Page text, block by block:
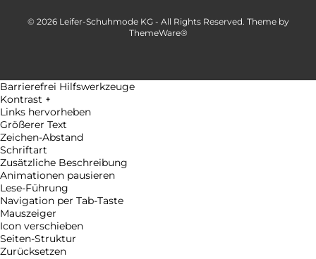
© 2026 Leifer-Schuhmode KG - All Rights Reserved. Theme by
ThemeWare®
Barrierefrei Hilfswerkzeuge
Kontrast +
Links hervorheben
Größerer Text
Zeichen-Abstand
Schriftart
Zusätzliche Beschreibung
Animationen pausieren
Lese-Führung
Navigation per Tab-Taste
Mauszeiger
Icon verschieben
Seiten-Struktur
Zurücksetzen